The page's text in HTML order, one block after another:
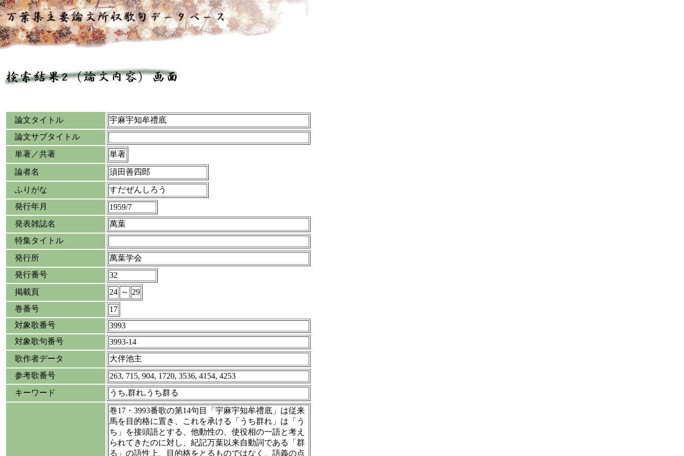
論文タイトル
宇麻宇知牟禮底
論文サブタイトル
単著／共著
単著
論者名 須田善四郎
ふりがな
すだぜんしろう
発行年月
1959/7
発表雑誌名
萬葉
特集タイトル
発行所
萬葉学会
発行番号
32
掲載頁
24 ～ 29
巻番号
17
対象歌番号
3993
対象歌句番号
3993-14
歌作者データ
大伴池主
参考歌番号
263, 715, 904, 1720, 3536, 4154, 4253
キーワード
うち,群れ,うち群る
巻17・3993番歌の第14句目「宇麻宇知牟禮底」は従来
馬を目的格に置き、これを承ける「うち群れ」は「う
ち」を接頭語とする、他動性の、使役相の一語と考え
られてきたのに対し、紀記万葉以来自動詞である「群
る」の語性上、目的格をとるものではなく、語義の点